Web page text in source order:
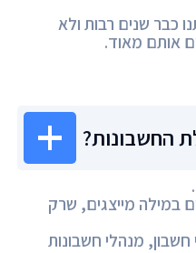
כבר שנים רבות ולא
אותם מאוד.
החשבונות?
במילה מייצגים, שרק
חשבון, מנהלי חשבונות